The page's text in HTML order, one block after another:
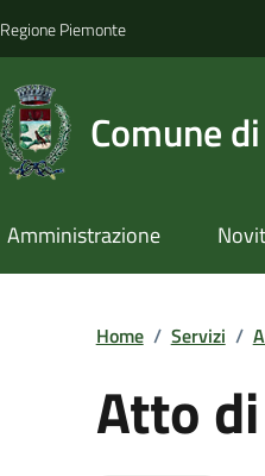
Regione Piemonte
Comune
Amministrazione
Home / Servizi /
Atto